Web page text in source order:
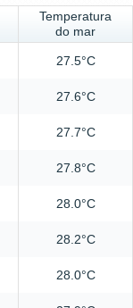
Temperatura
do mar
27.5°C
27.6°C
27.7°C
27.8°C
28.0°C
28.2°C
28.0°C